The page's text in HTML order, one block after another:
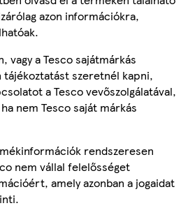
azon információkra,
vagy a Tesco sajátmárkás
szeretnél kapni,
a Tesco vevőszolgálatával,
nem Tesco saját márkás
rendszeresen
nem vállal felelősséget
amely azonban a jogaidat